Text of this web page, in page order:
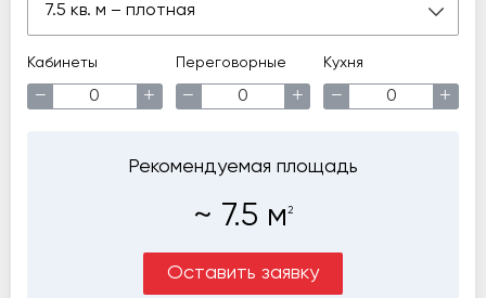
7.5 кв. м – плотная
Кабинеты
− +
Переговорные
− +
Кухня
− +
Рекомендуемая площадь
~ 7.5 м 2
Оставить заявку